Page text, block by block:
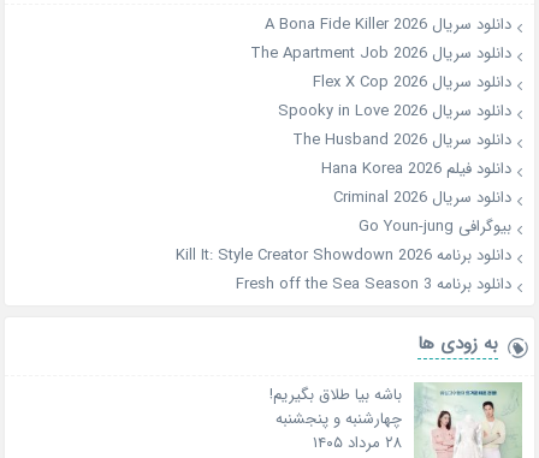
دانلود سریال A Bona Fide Killer 2026
دانلود سریال The Apartment Job 2026
دانلود سریال Flex X Cop 2026
دانلود سریال Spooky in Love 2026
دانلود سریال The Husband 2026
دانلود فیلم Hana Korea 2026
دانلود سریال Criminal 2026
بیوگرافی Go Youn-jung
دانلود برنامه Kill It: Style Creator Showdown 2026
دانلود برنامه Fresh off the Sea Season 3
به زودی ها
باشه بیا طلاق بگیریم!
چهارشنبه و پنجشنبه
۲۸ مرداد ۱۴۰۵